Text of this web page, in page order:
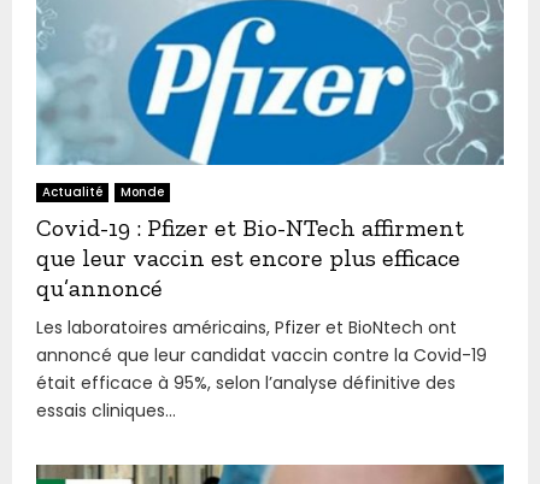
Actualité Monde
Covid-19 : Pfizer et Bio-NTech affirment
que leur vaccin est encore plus efficace
qu’annoncé
Les laboratoires américains, Pfizer et BioNtech ont
annoncé que leur candidat vaccin contre la Covid-19
était efficace à 95%, selon l’analyse définitive des
essais cliniques...